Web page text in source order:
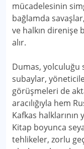
mücadelesinin
bağlamda
ve halkın direnişe
alır.
Dumas, yolculuğu
subaylar,
görüşmeleri de
aracılığıyla hem
Kafkas
Kitap boyunca
tehlikeler, zorlu